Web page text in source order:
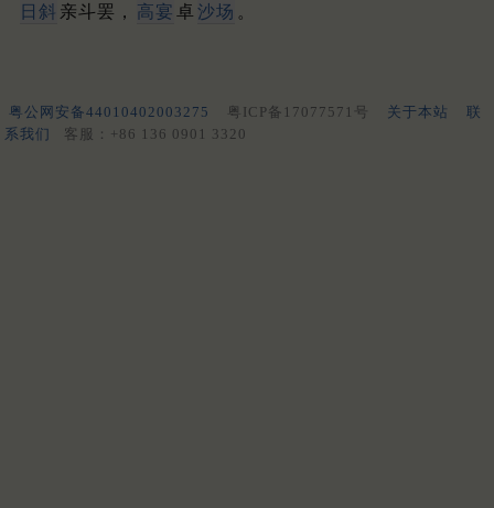
日斜 亲斗罢， 高宴 卓 沙场 。
粤公网安备44010402003275 粤ICP备17077571号 关于本站
联
系我们
客服：+86 136 0901 3320